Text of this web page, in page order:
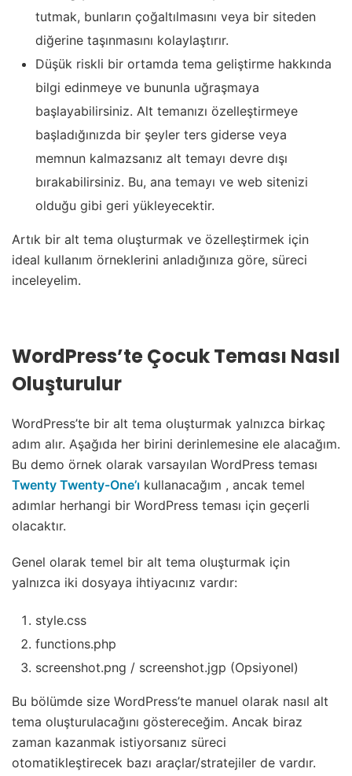
tutmak, bunların çoğaltılmasını veya bir siteden
diğerine taşınmasını kolaylaştırır.
Düşük riskli bir ortamda tema geliştirme hakkında
bilgi edinmeye ve bununla uğraşmaya
başlayabilirsiniz. Alt temanızı özelleştirmeye
başladığınızda bir şeyler ters giderse veya
memnun kalmazsanız alt temayı devre dışı
bırakabilirsiniz. Bu, ana temayı ve web sitenizi
olduğu gibi geri yükleyecektir.
Artık bir alt tema oluşturmak ve özelleştirmek için
ideal kullanım örneklerini anladığınıza göre, süreci
inceleyelim.
WordPress’te Çocuk Teması Nasıl
Oluşturulur
WordPress’te bir alt tema oluşturmak yalnızca birkaç
adım alır. Aşağıda her birini derinlemesine ele alacağım.
Bu demo örnek olarak varsayılan WordPress teması
Twenty Twenty-One’ı kullanacağım , ancak temel
adımlar herhangi bir WordPress teması için geçerli
olacaktır.
Genel olarak temel bir alt tema oluşturmak için
yalnızca iki dosyaya ihtiyacınız vardır:
style.css
functions.php
screenshot.png / screenshot.jgp (Opsiyonel)
Bu bölümde size WordPress’te manuel olarak nasıl alt
tema oluşturulacağını göstereceğim. Ancak biraz
zaman kazanmak istiyorsanız süreci
otomatikleştirecek bazı araçlar/stratejiler de vardır.